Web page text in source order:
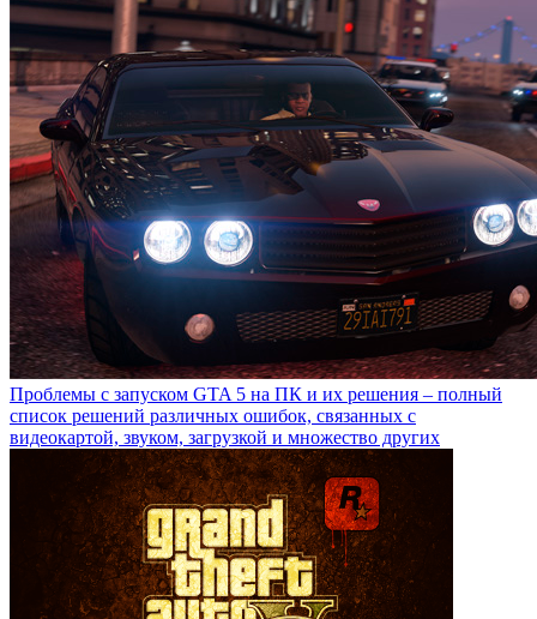
Проблемы с запуском GTA 5 на ПК и их решения – полный
список решений различных ошибок, связанных с
видеокартой, звуком, загрузкой и множество других